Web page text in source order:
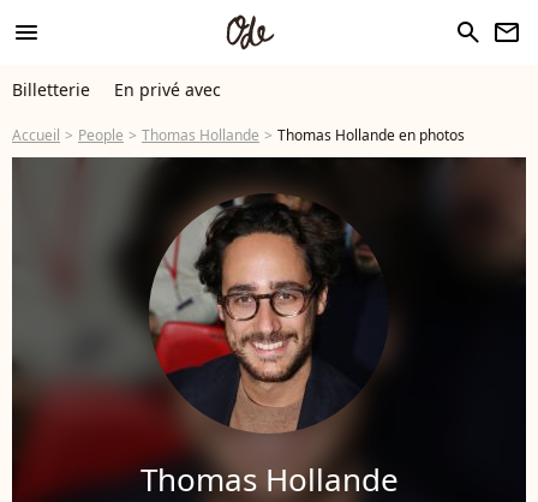
menu search newsletter
Billetterie En privé avec
Accueil People Thomas Hollande Thomas Hollande en photos
Thomas Hollande